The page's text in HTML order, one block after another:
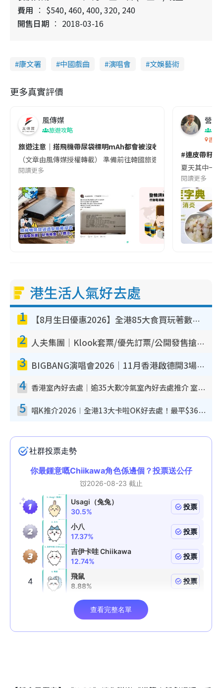
費用
$540, 460, 400, 320, 240
開售日期
2018-03-16
康文署 中國戲曲 演唱會 文娛藝術
更多真實評價
風傳媒
旅遊攻略
旅遊注意｜搭飛機帶尿袋標明mAh都會被沒收😱出發前切記檢查
（文章由風傳媒授權轉載） 準備前往韓國旅遊的民眾，近期要
閱讀更多
營養
香港
#連皮帶籽
夏天其中一
閱讀更多
港生活人氣好去處
1 【8月生日優惠2026】全港85大食買玩著數攻略 自助餐/火鍋放題同行免費＋誠品/DONKI送現金券
2 人夫集團｜Klook套票/優先訂票/公開發售搶飛攻略！附票價.購票連結.場地座位表
3 BIGBANG演唱會2026｜11月香港啟德開3場！實名制VIP申請、優先購票攻略
4 香港室內好去處｜逾35大歎冷氣室內好去處推介 室內活動免費避雨無懼落雨
5 唱K推介2026︱全港13大卡啦OK好去處！最平$36起 日文K都有！(附地址+收費詳情)